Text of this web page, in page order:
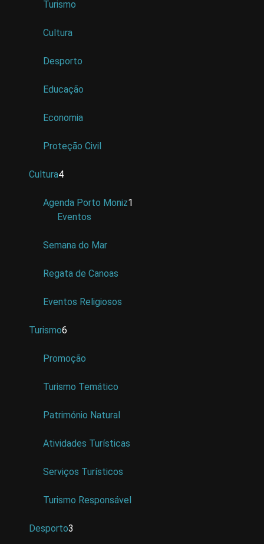
Turismo
Cultura
Desporto
Educação
Economia
Proteção Civil
Cultura4
Agenda Porto Moniz1
Eventos
Semana do Mar
Regata de Canoas
Eventos Religiosos
Turismo6
Promoção
Turismo Temático
Património Natural
Atividades Turísticas
Serviços Turísticos
Turismo Responsável
Desporto3